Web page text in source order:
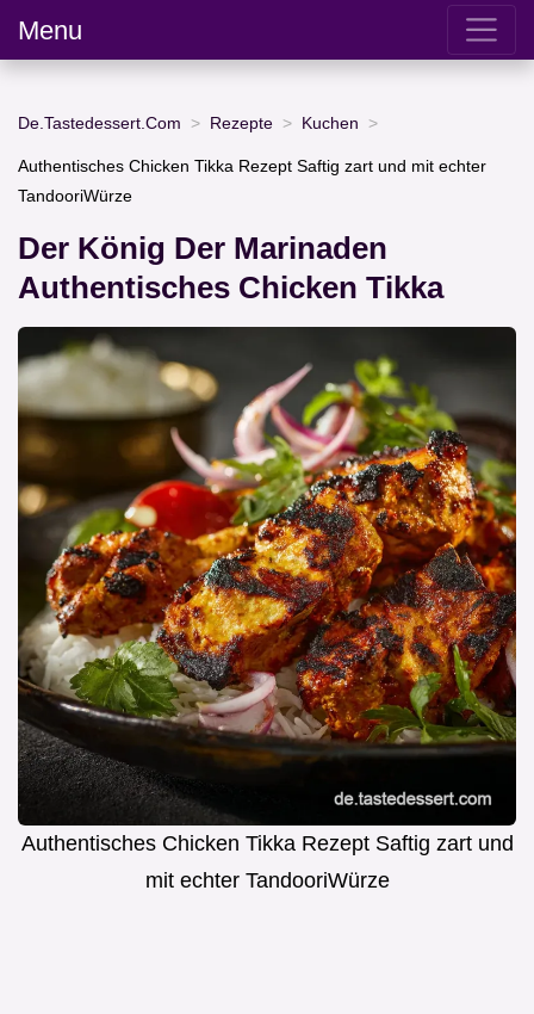
Menu
De.Tastedessert.Com Rezepte Kuchen
Authentisches Chicken Tikka Rezept Saftig zart und mit echter
TandooriWürze
Der König Der Marinaden
Authentisches Chicken Tikka
Authentisches Chicken Tikka Rezept Saftig zart und
mit echter TandooriWürze